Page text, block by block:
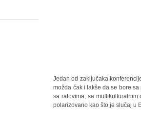
Jedan od zaključaka
možda čak i lakše da se bore
sa ratovima, sa
polarizovano kao što je slučaj u